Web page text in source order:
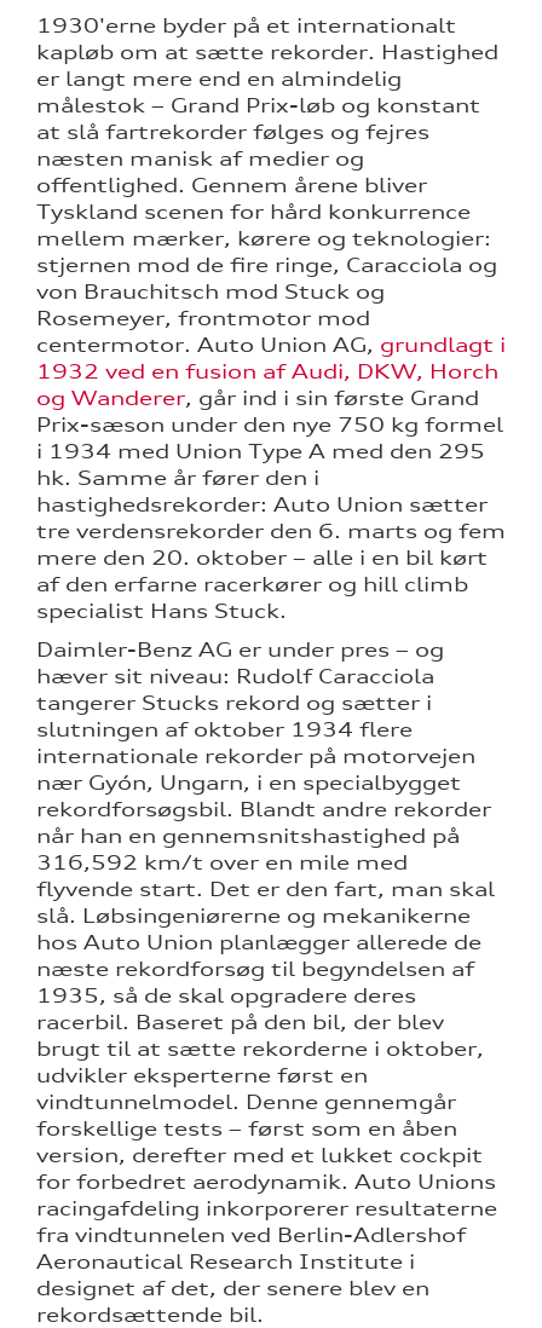
1930'erne byder på et internationalt
kapløb om at sætte rekorder. Hastighed
er langt mere end en almindelig
målestok – Grand Prix-løb og konstant
at slå fartrekorder følges og fejres
næsten manisk af medier og
offentlighed. Gennem årene bliver
Tyskland scenen for hård konkurrence
mellem mærker, kørere og teknologier:
stjernen mod de fire ringe, Caracciola og
von Brauchitsch mod Stuck og
Rosemeyer, frontmotor mod
centermotor. Auto Union AG, grundlagt i
1932 ved en fusion af Audi, DKW, Horch
og Wanderer, går ind i sin første Grand
Prix-sæson under den nye 750 kg formel
i 1934 med Union Type A med den 295
hk. Samme år fører den i
hastighedsrekorder: Auto Union sætter
tre verdensrekorder den 6. marts og fem
mere den 20. oktober – alle i en bil kørt
af den erfarne racerkører og hill climb
specialist Hans Stuck.
Daimler-Benz AG er under pres – og
hæver sit niveau: Rudolf Caracciola
tangerer Stucks rekord og sætter i
slutningen af oktober 1934 flere
internationale rekorder på motorvejen
nær Gyón, Ungarn, i en specialbygget
rekordforsøgsbil. Blandt andre rekorder
når han en gennemsnitshastighed på
316,592 km/t over en mile med
flyvende start. Det er den fart, man skal
slå. Løbsingeniørerne og mekanikerne
hos Auto Union planlægger allerede de
næste rekordforsøg til begyndelsen af
1935, så de skal opgradere deres
racerbil. Baseret på den bil, der blev
brugt til at sætte rekorderne i oktober,
udvikler eksperterne først en
vindtunnelmodel. Denne gennemgår
forskellige tests – først som en åben
version, derefter med et lukket cockpit
for forbedret aerodynamik. Auto Unions
racingafdeling inkorporerer resultaterne
fra vindtunnelen ved Berlin-Adlershof
Aeronautical Research Institute i
designet af det, der senere blev en
rekordsættende bil.